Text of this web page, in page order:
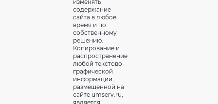
изменять
содержание
сайта в любое
время и по
собственному
решению.
Копирование и
распространение
любой текстово-
графической
информации,
размещенной на
сайте umserv.ru,
является